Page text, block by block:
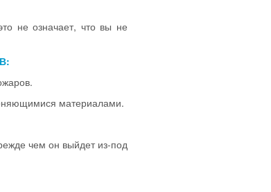
не означает, что вы не
материалами.
чем он выйдет из-под